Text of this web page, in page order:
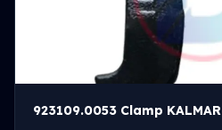
923109.0053 Clamp KALMAR